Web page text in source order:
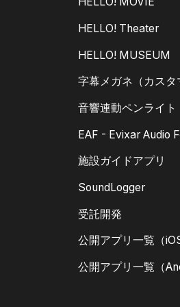
HELLO! Theater
HELLO! MUSEUM
字幕メガネ（カスタ
音響連動ペンライト
EAF - Evixar Audio
施設ガイドアプリ
SoundLogger
受託開発
公開アプリ一覧（iOS
公開アプリ一覧（